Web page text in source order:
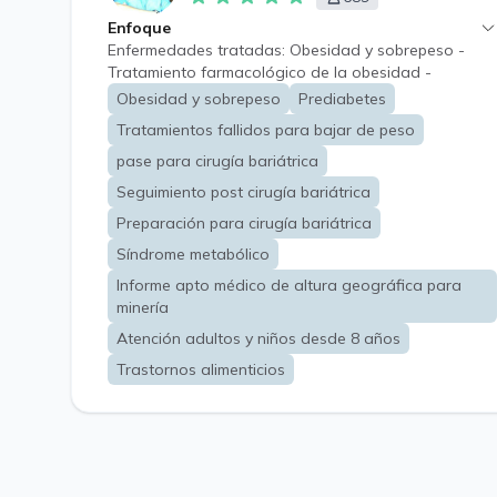
Enfoque
Enfermedades tratadas: Obesidad y sobrepeso -
Tratamiento farmacológico de la obesidad -
Tratamiento de la obesidad adultos - Dislipidemias -
Hígado graso no alcohólico - Obesidad y
prediabetes - Resistencia a la insulina - Obesidad en
el embarazo - Obesidad en el síndrome de ovario
poliquístico - Complicaciones de la obesidad en
varones - Obesidad en la tercera edad - Obesidad y
síndrome metabólico - Preparación para la cirugía
bariátrica - Asesoramiento previo a una cirugía
bariátrica - Asesoramiento posterior a una cirugía
bariátrica - Tratamiento del aumento de peso
posterior a cirugía bariátrica - Evaluación del
tratamiento fracasado para la obesidad.
Obesidad y sobrepeso
Prediabetes
Tratamientos fallidos para bajar de peso
pase para cirugía bariátrica
Seguimiento post cirugía bariátrica
Preparación para cirugía bariátrica
Síndrome metabólico
Informe apto médico de altura geográfica para
minería
Atención adultos y niños desde 8 años
Trastornos alimenticios